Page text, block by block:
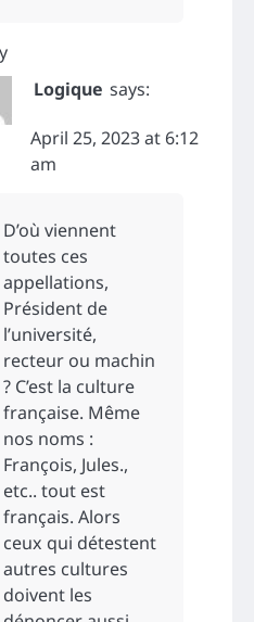
Logique says:
April 25, 2023 at 6:12
am
D’où viennent
toutes ces
appellations,
Président de
l’université,
recteur ou machin
? C’est la culture
française. Même
nos noms :
François, Jules.,
etc.. tout est
français. Alors
ceux qui détestent
autres cultures
doivent les